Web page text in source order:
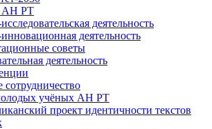
АН РТ
деятельность
деятельность
советы
деятельность
сотрудничество
учёных АН РТ
проект идентичности текстов